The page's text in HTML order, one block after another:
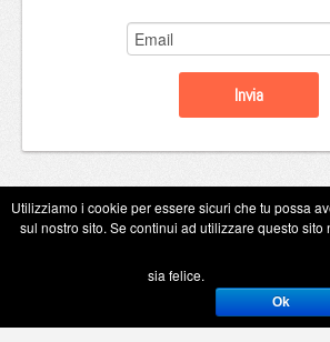
Copyright Eugenio Guarini
Utilizziamo i cookie per essere sicuri che tu possa
sul nostro sito. Se continui ad utilizzare questo sito
sia felice.
Ok